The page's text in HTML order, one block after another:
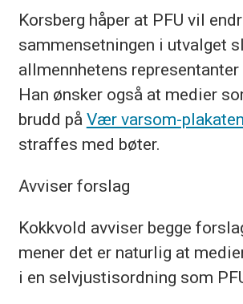
Korsberg håper at PFU vil
sammensetningen i utvalget
allmennhetens
Han ønsker også at medier
brudd på Vær varsom-plakaten
straffes med bøter.
Avviser forslag
Kokkvold avviser begge
mener det er naturlig at
i en selvjustisordning som